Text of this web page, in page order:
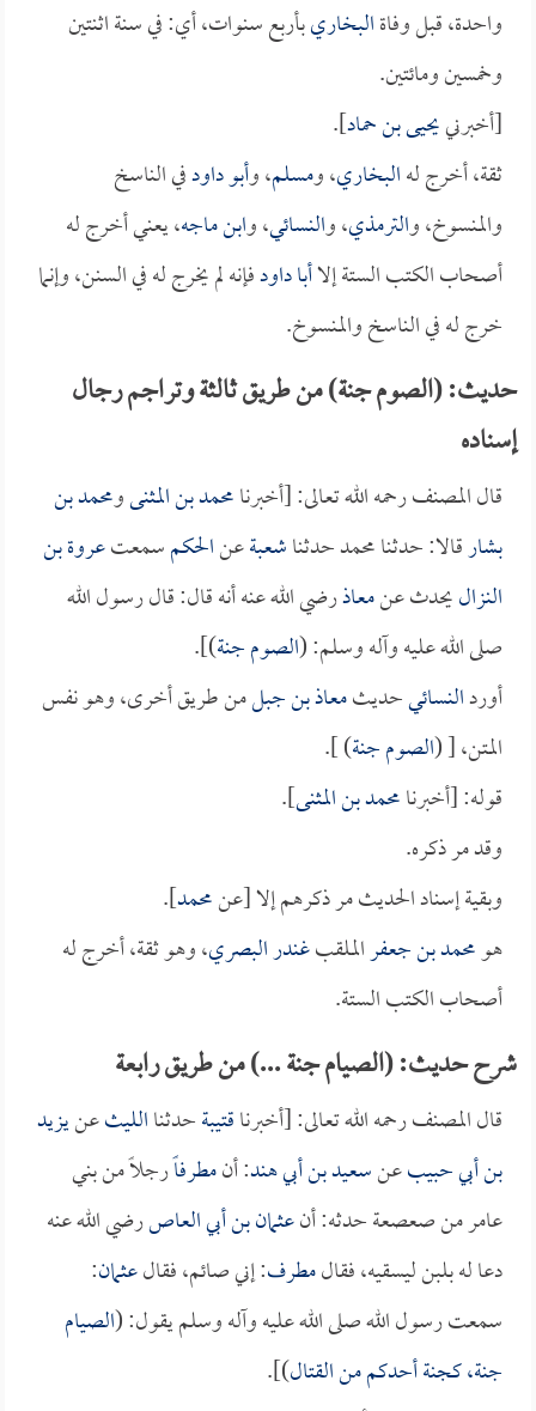
واحدة، قبل وفاةالبخاريبأربع سنوات، أي: في سنة اثنتين
وخمسين ومائتين.
[أخبرنييحيى بن حماد].
ثقة، أخرج لهالبخاري، ومسلم، وأبو داودفي الناسخ
والمنسوخ، والترمذي، والنسائي، وابن ماجه، يعني أخرج له
أصحاب الكتب الستة إلاأبا داودفإنه لم يخرج له في السنن، وإنما
خرج له في الناسخ والمنسوخ.
حديث: (الصوم جنة) من طريق ثالثة وتراجم رجال
إسناده
قال المصنف رحمه الله تعالى: [أخبرنامحمد بن المثنىومحمد بن
بشارقالا: حدثنا محمد حدثناشعبةعنالحكمسمعتعروة بن
النزاليحدث عنمعاذرضي الله عنه أنه قال: قال رسول الله
صلى الله عليه وآله وسلم: (الصوم جنة)].
أوردالنسائيحديثمعاذ بن جبلمن طريق أخرى، وهو نفس
المتن، [ (الصوم جنة) ].
قوله: [أخبرنامحمد بن المثنى].
وقد مر ذكره.
وبقية إسناد الحديث مر ذكرهم إلا [عنمحمد].
هومحمد بن جعفرالملقبغندر البصري، وهو ثقة، أخرج له
أصحاب الكتب الستة.
شرح حديث: (الصيام جنة ...) من طريق رابعة
قال المصنف رحمه الله تعالى: [أخبرناقتيبةحدثناالليثعنيزيد
بن أبي حبيبعنسعيد بن أبي هند: أنمطرفاًرجلاً من بني
عامر من صعصعة حدثه: أنعثمان بن أبي العاصرضي الله عنه
دعا له بلبن ليسقيه، فقالمطرف: إني صائم، فقالعثمان:
سمعت رسول الله صلى الله عليه وآله وسلم يقول: (الصيام
جنة، كجنة أحدكم من القتال)].